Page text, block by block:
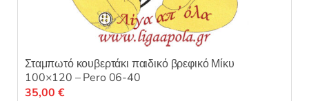
Σταμπωτό κουβερτάκι παιδικό βρεφικό Μίκυ
100×120 – Pero 06-40
35,00 €